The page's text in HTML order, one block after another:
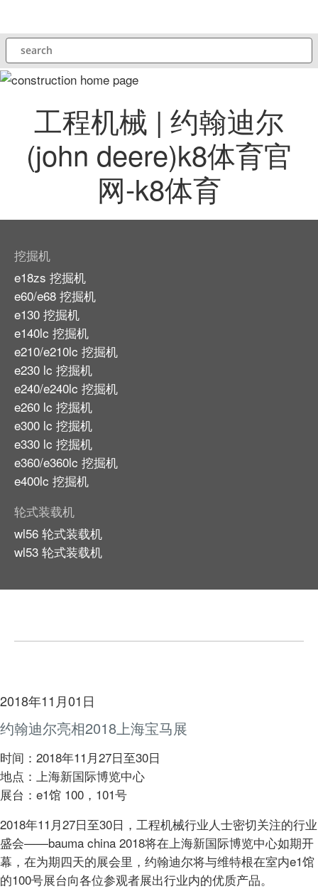
至
主
内
search
工程机械 | 约翰迪尔
(john deere)k8体育官
网-k8体育
挖掘机
e18zs 挖掘机
e60/e68 挖掘机
e130 挖掘机
e140lc 挖掘机
e210/e210lc 挖掘机
e230 lc 挖掘机
e240/e240lc 挖掘机
e260 lc 挖掘机
e300 lc 挖掘机
e330 lc 挖掘机
e360/e360lc 挖掘机
e400lc 挖掘机
轮式装载机
wl56 轮式装载机
wl53 轮式装载机
2018年11月01日
约翰迪尔亮相2018上海宝马展
时间：2018年11月27日至30日
地点：上海新国际博览中心
展台：e1馆 100，101号
2018年11月27日至30日，工程机械行业人士密切关注的行业
盛会——bauma china 2018将在上海新国际博览中心如期开
幕，在为期四天的展会里，约翰迪尔将与维特根在室内e1馆
的100号展台向各位参观者展出行业内的优质产品。